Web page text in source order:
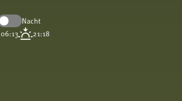
Nacht
06:13
21:18